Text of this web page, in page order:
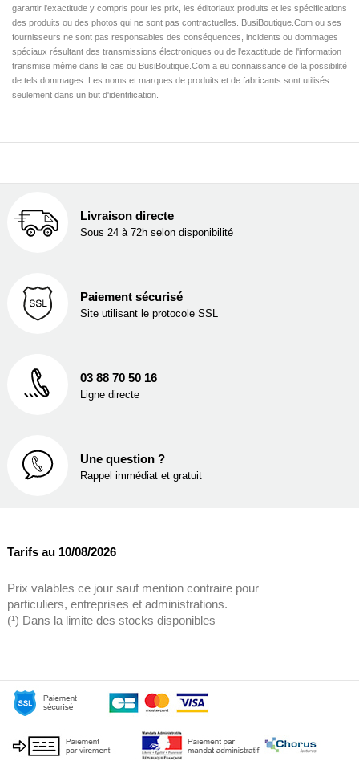
garantir l'exactitude y compris pour les prix, les éditoriaux produits et les spécifications
des produits ou des photos qui ne sont pas contractuelles. BusiBoutique.Com ou ses
fournisseurs ne sont pas responsables des conséquences, incidents ou dommages
spéciaux résultant des transmissions électroniques ou de l'exactitude de l'information
transmise même dans le cas ou BusiBoutique.Com a eu connaissance de la possibilité
de tels dommages. Les noms et marques de produits et de fabricants sont utilisés
seulement dans un but d'identification.
Livraison directe
Sous 24 à 72h selon disponibilité
Paiement sécurisé
Site utilisant le protocole SSL
03 88 70 50 16
Ligne directe
Une question ?
Rappel immédiat et gratuit
Tarifs au 10/08/2026
Prix valables ce jour sauf mention contraire pour
particuliers, entreprises et administrations.
(¹) Dans la limite des stocks disponibles